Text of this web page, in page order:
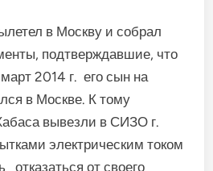
в Москву и собрал
подтверждавшие, что
2014 г. его сын на
в Москве. К тому
вывезли в СИЗО г.
электрическим током
отказаться от своего